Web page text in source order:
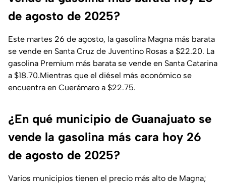
de agosto de 2025?
Este martes 26 de agosto, la gasolina Magna más barata
se vende en Santa Cruz de Juventino Rosas a $22.20. La
gasolina Premium más barata se vende en Santa Catarina
a $18.70.Mientras que el diésel más económico se
encuentra en Cuerámaro a $22.75.
¿En qué municipio de Guanajuato se
vende la gasolina más cara hoy 26
de agosto de 2025?
Varios municipios tienen el precio más alto de Magna;